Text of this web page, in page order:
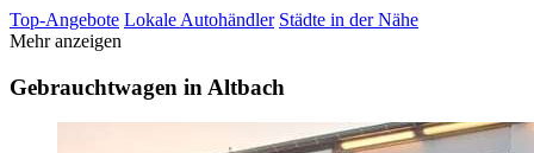
Top-Angebote Lokale Autohändler Städte in der Nähe
Mehr anzeigen
Gebrauchtwagen in Altbach